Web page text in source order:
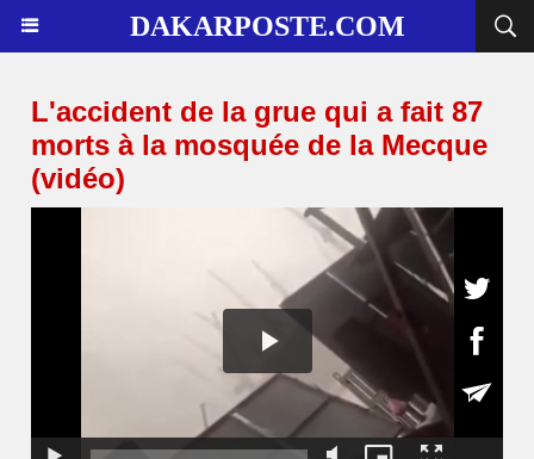
DAKARPOSTE.COM
L'accident de la grue qui a fait 87
morts à la mosquée de la Mecque
(vidéo)